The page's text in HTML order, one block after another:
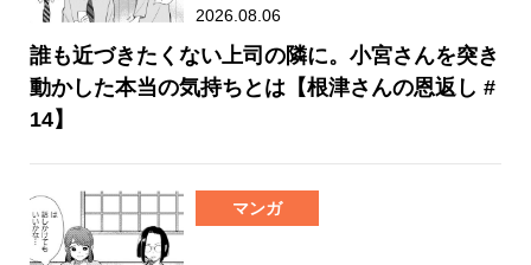
2026.08.06
誰も近づきたくない上司の隣に。小宮さんを突き
動かした本当の気持ちとは【根津さんの恩返し #
14】
マンガ